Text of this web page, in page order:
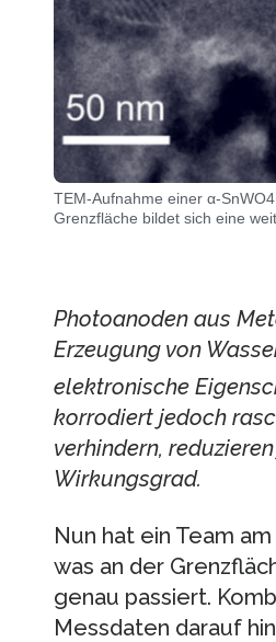
TEM-Aufnahme einer α-
Grenzfläche bildet sich eine
Photoanoden aus
Erzeugung von
elektronische
korrodiert jedoch
verhindern,
Wirkungsgrad.
Nun hat ein Team
was an der
genau passiert.
Messdaten darauf